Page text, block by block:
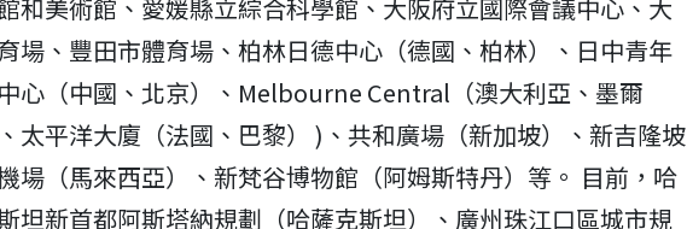
和美術館、愛媛縣立綜合科學館、大阪府立國際會議中心、大
場、豐田市體育場、柏林日德中心（德國、柏林）、日中青年
心（中國、北京）、Melbourne Central（澳大利亞、墨爾
太平洋大廈（法國、巴黎） )、共和廣場（新加坡）、新吉隆坡
場（馬來西亞）、新梵谷博物館（阿姆斯特丹）等。 目前，哈
坦新首都阿斯塔納規劃（哈薩克斯坦）、廣州珠江口區城市規